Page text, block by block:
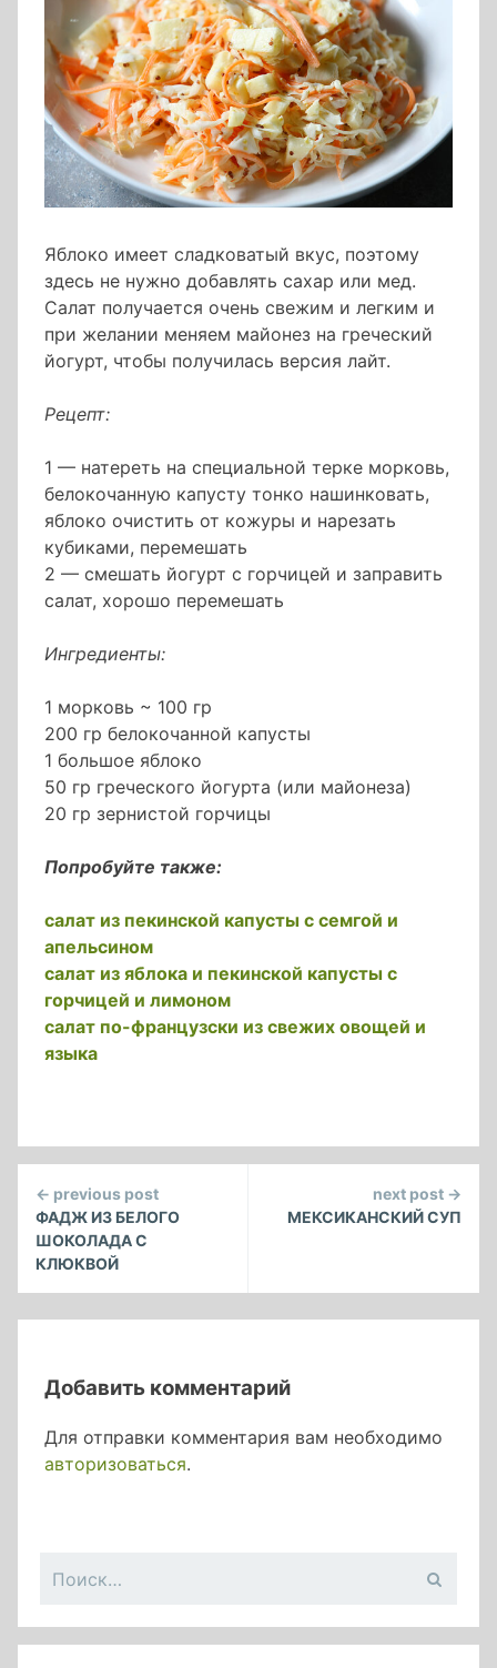
Яблоко имеет сладковатый вкус, поэтому
здесь не нужно добавлять сахар или мед.
Салат получается очень свежим и легким и
при желании меняем майонез на греческий
йогурт, чтобы получилась версия лайт.
Рецепт:
1 — натереть на специальной терке морковь,
белокочанную капусту тонко нашинковать,
яблоко очистить от кожуры и нарезать
кубиками, перемешать
2 — смешать йогурт с горчицей и заправить
салат, хорошо перемешать
Ингредиенты:
1 морковь ~ 100 гр
200 гр белокочанной капусты
1 большое яблоко
50 гр греческого йогурта (или майонеза)
20 гр зернистой горчицы
Попробуйте также:
салат из пекинской капусты с семгой и
апельсином
салат из яблока и пекинской капусты с
горчицей и лимоном
салат по-французски из свежих овощей и
языка
Continue
Reading
← previous post
ФАДЖ ИЗ БЕЛОГО
ШОКОЛАДА С
КЛЮКВОЙ
next post →
МЕКСИКАНСКИЙ СУП
Добавить комментарий
Для отправки комментария вам необходимо
авторизоваться.